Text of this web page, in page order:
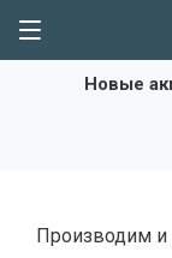
Сервис
Новые
Производим и